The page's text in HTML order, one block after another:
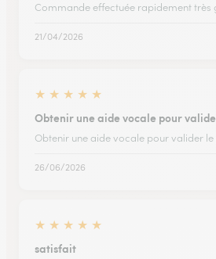
Commande effectuée rapidement très
21/04/2026
★ ★ ★ ★ ★
Obtenir une aide vocale pour
Obtenir une aide vocale pour valider
26/06/2026
★ ★ ★ ★ ★
satisfait